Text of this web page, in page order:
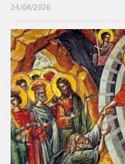
24/04/2026